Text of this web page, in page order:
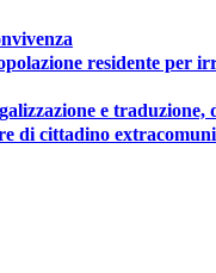
residente per
e
di cittadino